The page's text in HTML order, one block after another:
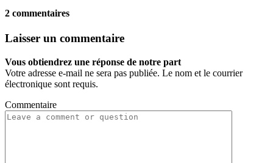
2 commentaires
Laisser un commentaire
Vous obtiendrez une réponse de notre part
Votre adresse e-mail ne sera pas publiée. Le nom et le courrier
électronique sont requis.
Commentaire